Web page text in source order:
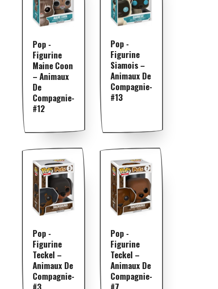
Pop -
Figurine
Maine Coon
– Animaux
De
Compagnie-
#12
Pop -
Figurine
Siamois –
Animaux De
Compagnie-
#13
Pop -
Figurine
Teckel –
Animaux De
Compagnie-
Pop -
Figurine
Teckel –
Animaux De
Compagnie-